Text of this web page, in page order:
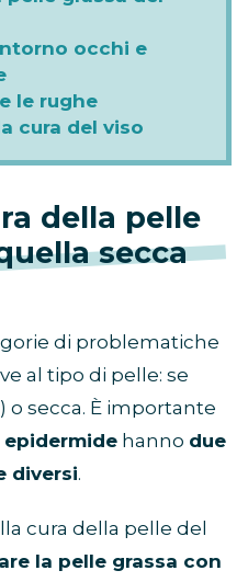
occhi e
le rughe
cura del viso
della pelle
secca
di problematiche
al tipo di pelle: se
o secca. È importante
hanno due
diversi.
cura della pelle del
la pelle grassa con